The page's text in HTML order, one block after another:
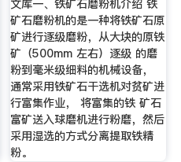
文库一、铁矿石磨粉机介绍 铁
矿石磨粉机的是一种将铁矿石原
矿进行逐级磨粉，从大块的原铁
矿（500mm 左右）逐级 的磨
粉到毫米级细料的机械设备，
通常采用铁矿石干选机对贫矿进
行富集作业， 将富集的铁 矿石
富矿送入球磨机进行粉磨，然后
采用湿选的方式分离提取铁精
粉。